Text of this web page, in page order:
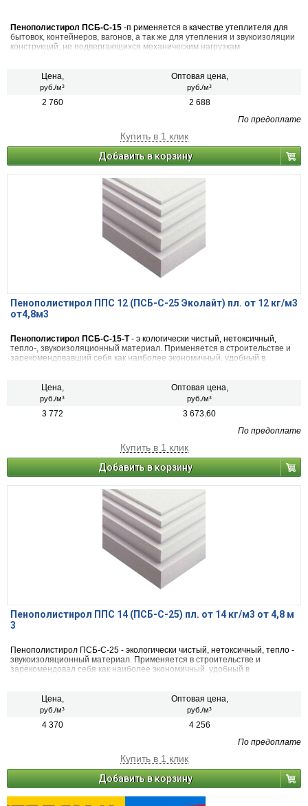
Пенополистирол ПСБ-С-15 -п рименяется в качестве утеплителя для
бытовок, контейнеров, вагонов, а так же для утепления и звукоизоляции
конструкций, не подвергающихся механическим нагрузкам.
Цена,
руб./м³
Оптовая цена,
руб./м³
2 760
2 688
По предоплате
Купить в 1 клик
Добавить в корзину
Пенополистирол ППС 12 (ПСБ-С-25 Эколайт) пл. от 12 кг/м3
от4,8м3
Пенополистирол ПСБ-С-15-Т- э кологически чистый, нетоксичный,
тепло-, звукоизоляционный материал. Применяется в строительстве и
зарекомендовавший себя как наиболее экономичный, удобный в
Цена,
руб./м³
Оптовая цена,
руб./м³
3 772
3 673.60
По предоплате
Купить в 1 клик
Добавить в корзину
Пенополистирол ППС 14 (ПСБ-С-25) пл. от 14 кг/м3 от 4,8 м
3
Пенополистирол ПСБ-С-25 - экологически чистый, нетоксичный, тепло -
звукоизоляционный материал. Применяется в строительстве и
зарекомендовал себя как наиболее экономичный, удобный в
Цена,
руб./м³
Оптовая цена,
руб./м³
4 370
4 256
По предоплате
Купить в 1 клик
Добавить в корзину